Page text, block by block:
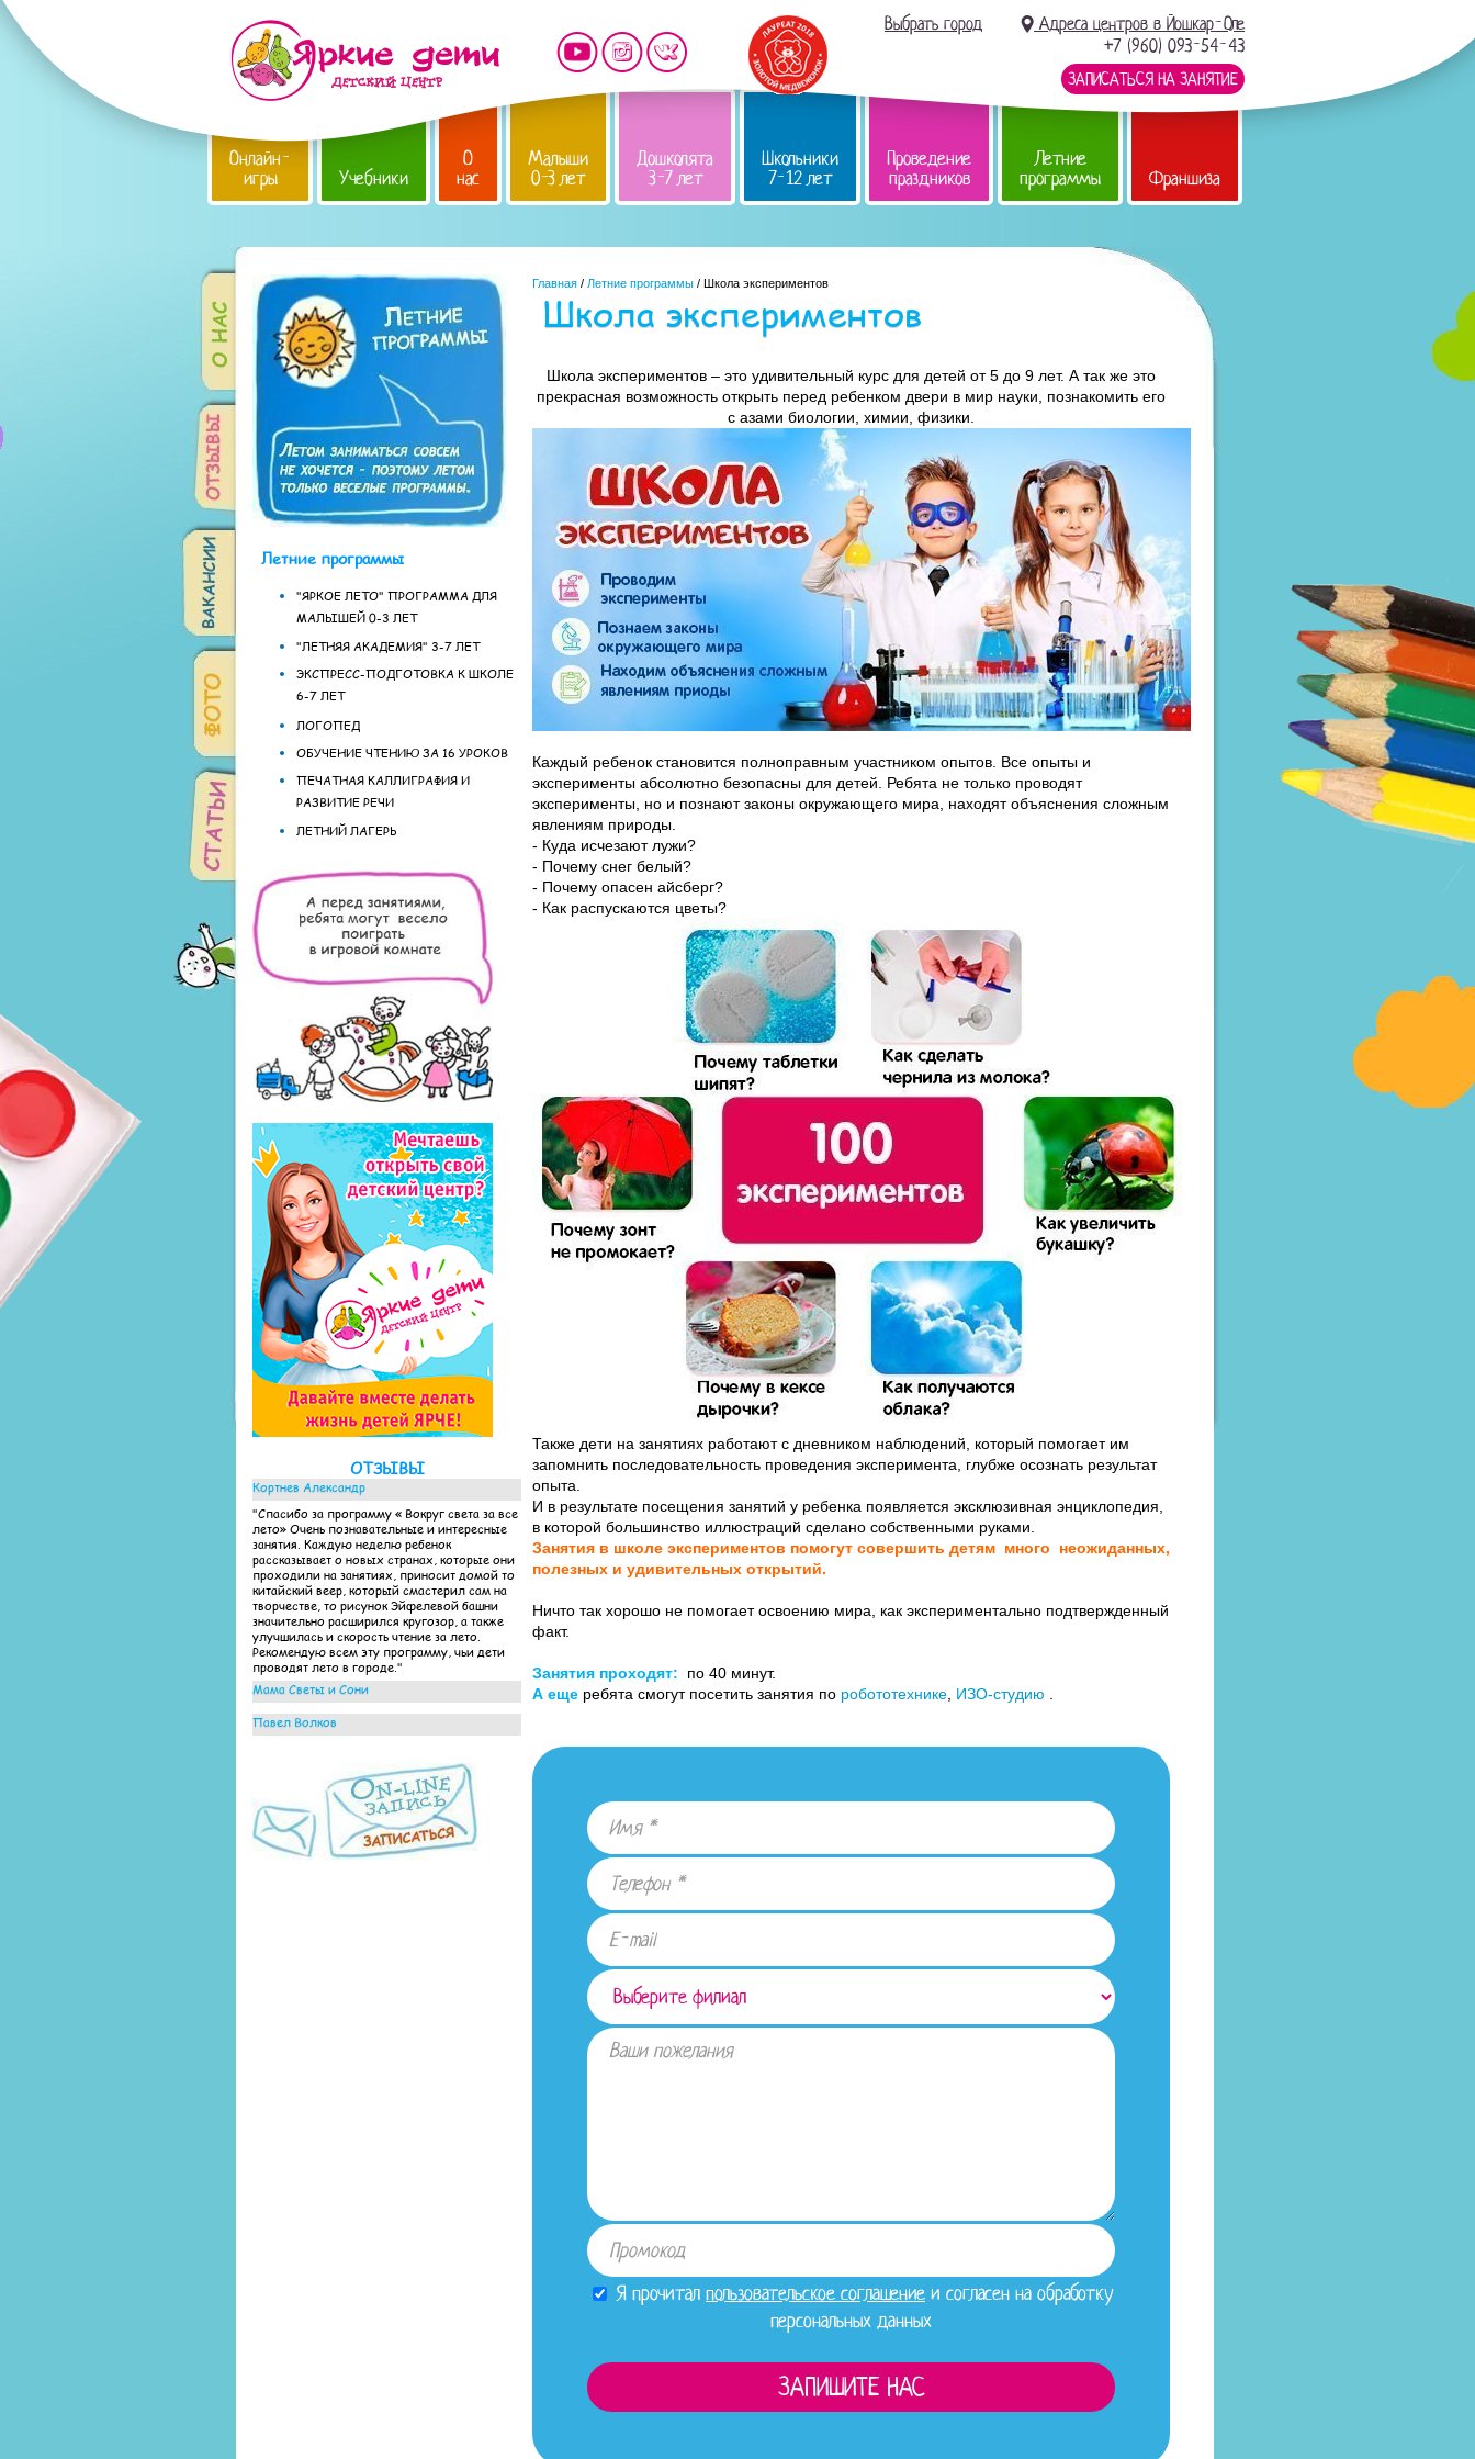
Выбрать город
Адреса центров в Йошкар-Оле
+7 (960) 093-54-43
ЗАПИСАТЬСЯ НА ЗАНЯТИЕ
Онлайн-
игры Учебники
О
нас
Малыши
0-3 лет
Дошколята
3-7 лет
Школьники
7-12 лет
Проведение
праздников
Летние
программы Франшиза
Летние программы
"ЯРКОЕ ЛЕТО" ПРОГРАММА ДЛЯ
МАЛЫШЕЙ 0-3 ЛЕТ
"ЛЕТНЯЯ АКАДЕМИЯ" 3-7 ЛЕТ
ЭКСПРЕСС-ПОДГОТОВКА К ШКОЛЕ
6-7 ЛЕТ
ЛОГОПЕД
ОБУЧЕНИЕ ЧТЕНИЮ ЗА 16 УРОКОВ
ПЕЧАТНАЯ КАЛЛИГРАФИЯ И
РАЗВИТИЕ РЕЧИ
ЛЕТНИЙ ЛАГЕРЬ
ОТЗЫВЫ
Кортнев Александр
"Спасибо за программу « Вокруг света за все
лето» Очень познавательные и интересные
занятия. Каждую неделю ребенок
рассказывает о новых странах, которые они
проходили на занятиях, приносит домой то
китайский веер, который смастерил сам на
творчестве, то рисунок Эйфелевой башни
значительно расширился кругозор, а также
улучшилась и скорость чтение за лето.
Рекомендую всем эту программу, чьи дети
проводят лето в городе."
Мама Светы и Сони
"Выражаем огромную благодарность
педагогам детского центра «Яркие дети» за
программе «Вокруг света за все лето» Дети
столько нового узнали, а главное подтянули
за лето чтение и математику!"
Павел Волков
занятия по летней программе! Ребенок
ходил с удовольствием, несмотря на то, что
лето-каникулы... Это однозначно заслуга
преподавателей, которые работают на
результат и оправдывают ожидания и детей
и родителей!"
Главная / Летние программы / Школа экспериментов
Школа экспериментов
Школа экспериментов – это удивительный курс для детей от 5 до 9 лет. А так же это
прекрасная возможность открыть перед ребенком двери в мир науки, познакомить его
с азами биологии, химии, физики.
Каждый ребенок становится полноправным участником опытов. Все опыты и
эксперименты абсолютно безопасны для детей. Ребята не только проводят
эксперименты, но и познают законы окружающего мира, находят объяснения сложным
явлениям природы.
- Куда исчезают лужи?
- Почему снег белый?
- Почему опасен айсберг?
- Как распускаются цветы?
Также дети на занятиях работают с дневником наблюдений, который помогает им
запомнить последовательность проведения эксперимента, глубже осознать результат
опыта.
И в результате посещения занятий у ребенка появляется эксклюзивная энциклопедия,
в которой большинство иллюстраций сделано собственными руками.
Занятия в школе экспериментов помогут совершить детям много неожиданных,
полезных и удивительных открытий.
Ничто так хорошо не помогает освоению мира, как экспериментально подтвержденный
факт.
Занятия проходят:
по 40 минут.
А еще ребята смогут посетить занятия по робототехнике ИЗО-студию
Я прочитал пользовательское соглашение и согласен на обработку
персональных данных